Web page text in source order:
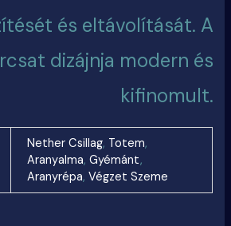
és eltávolítását. A
dizájnja modern és
kifinomult.
Nether Csillag, Totem,
Aranyalma, Gyémánt,
Aranyrépa, Végzet Szeme